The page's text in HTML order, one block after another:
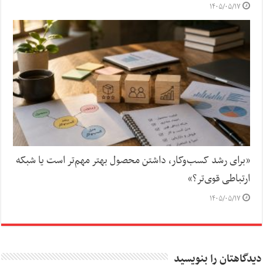
۱۴۰۵/۰۵/۱۷
«برای رشد کسب‌وکار، داشتن محصول بهتر مهم‌تر است یا شبکه
ارتباطی قوی‌تر؟»
۱۴۰۵/۰۵/۱۷
دیدگاهتان را بنویسید